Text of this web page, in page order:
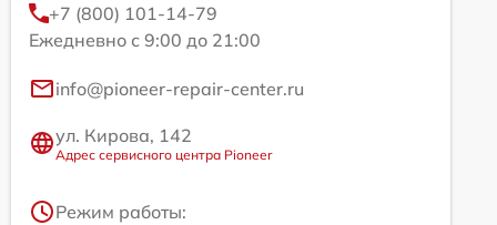
+7 (800) 101-14-79
Ежедневно с 9:00 до 21:00
info@pioneer-repair-center.ru
ул. Кирова, 142
Адрес сервисного центра Pioneer
Режим работы: